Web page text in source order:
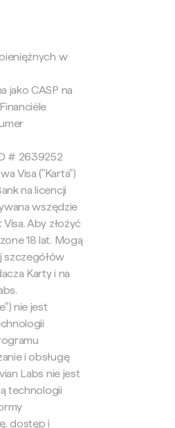
w
jako CASP na
# 2639252
Visa ("Karta")
na licencji
wszędzie
Aby złożyć
18 lat. Mogą
szczegółów
Karty i na
nie jest
i obsługę
Labs nie jest
technologii
dostęp i